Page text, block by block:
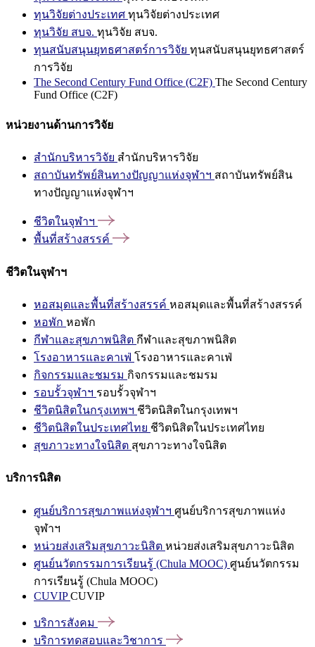
ทุนวิจัยต่างประเทศ ทุนวิจัยต่างประเทศ
ทุนวิจัย สบจ. ทุนวิจัย สบจ.
ทุนสนับสนุนยุทธศาสตร์การวิจัย ทุนสนับสนุนยุทธศาสตร์
การวิจัย
The Second Century Fund Office (C2F) The Second Century
Fund Office (C2F)
หน่วยงานด้านการวิจัย
สำนักบริหารวิจัย สำนักบริหารวิจัย
สถาบันทรัพย์สินทางปัญญาแห่งจุฬาฯ สถาบันทรัพย์สิน
ทางปัญญาแห่งจุฬาฯ
ชีวิตในจุฬาฯ
พื้นที่สร้างสรรค์
ชีวิตในจุฬาฯ
หอสมุดและพื้นที่สร้างสรรค์ หอสมุดและพื้นที่สร้างสรรค์
หอพัก หอพัก
กีฬาและสุขภาพนิสิต กีฬาและสุขภาพนิสิต
โรงอาหารและคาเฟ่ โรงอาหารและคาเฟ่
กิจกรรมและชมรม กิจกรรมและชมรม
รอบรั้วจุฬาฯ รอบรั้วจุฬาฯ
ชีวิตนิสิตในกรุงเทพฯ ชีวิตนิสิตในกรุงเทพฯ
ชีวิตนิสิตในประเทศไทย ชีวิตนิสิตในประเทศไทย
สุขภาวะทางใจนิสิต สุขภาวะทางใจนิสิต
บริการนิสิต
ศูนย์บริการสุขภาพแห่งจุฬาฯ ศูนย์บริการสุขภาพแห่ง
จุฬาฯ
หน่วยส่งเสริมสุขภาวะนิสิต หน่วยส่งเสริมสุขภาวะนิสิต
ศูนย์นวัตกรรมการเรียนรู้ (Chula MOOC) ศูนย์นวัตกรรม
การเรียนรู้ (Chula MOOC)
CUVIPCUVIP
บริการสังคม
บริการทดสอบและวิชาการ